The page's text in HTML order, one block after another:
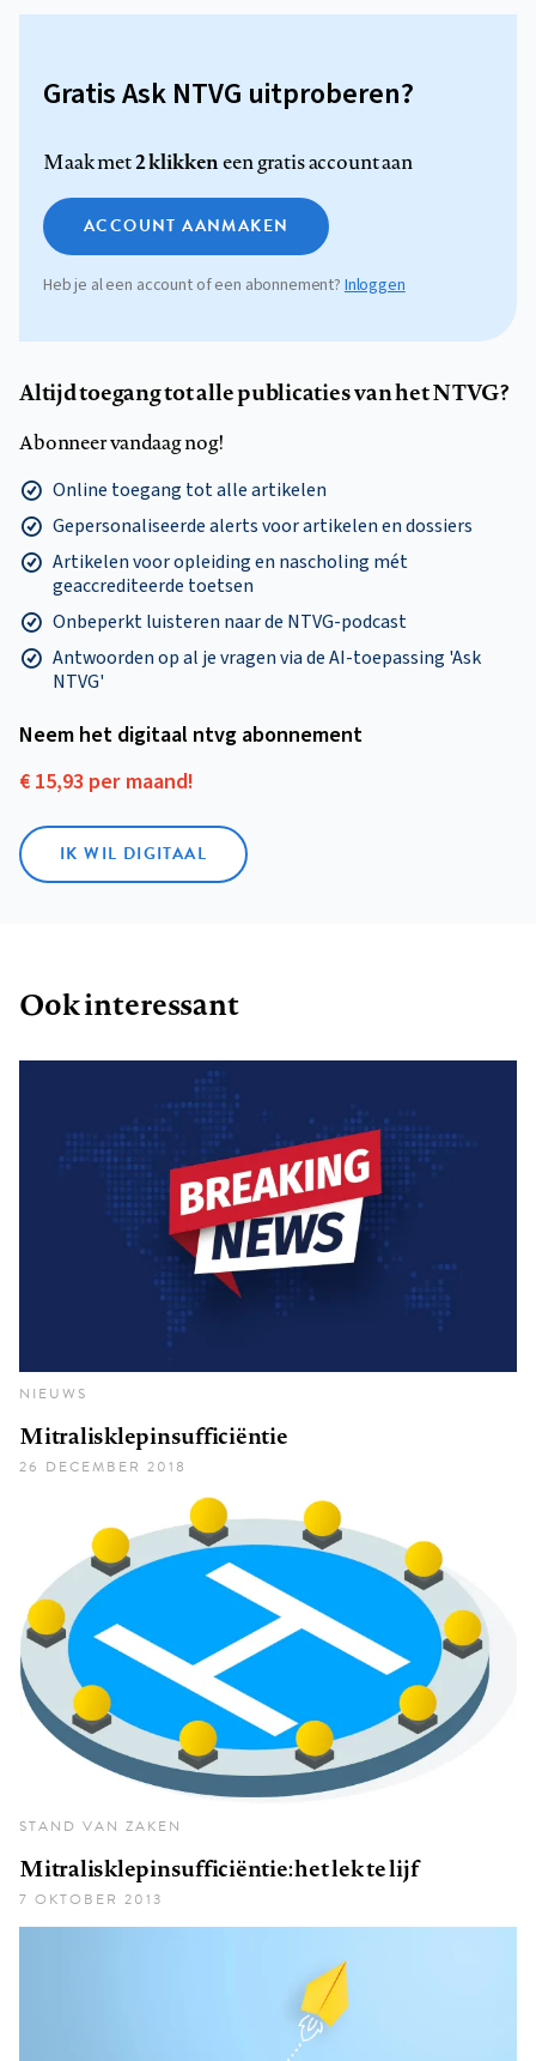
Gratis Ask NTVG uitproberen?
Maak met2 klikkeneen gratis account aan
ACCOUNT AANMAKEN
Heb je al een account of een abonnement? Inloggen
Altijd toegang tot alle publicaties van het NTVG?
Abonneer vandaag nog!
Online toegang tot alle artikelen
Gepersonaliseerde alerts voor artikelen en dossiers
Artikelen voor opleiding en nascholing mét
geaccrediteerde toetsen
Onbeperkt luisteren naar de NTVG-podcast
Antwoorden op al je vragen via de AI-toepassing 'Ask
NTVG'
Neem het digitaal ntvg abonnement
€ 15,93 per maand!
IK WIL DIGITAAL
Ook interessant
NIEUWS
Mitralisklepinsufficiëntie
26 DECEMBER 2018
STAND VAN ZAKEN
Mitralisklepinsufficiëntie: het lek te lijf
7 OKTOBER 2013